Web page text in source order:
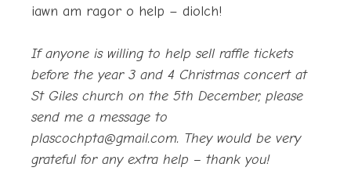
iawn am ragor o help – diolch!
If anyone is willing to help sell raffle tickets
before the year 3 and 4 Christmas concert at
St Giles church on the 5th December, please
send me a message to
plascochpta@gmail.com. They would be very
grateful for any extra help – thank you!